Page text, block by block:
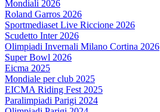
Mondiali 2026
Roland Garros 2026
Sportmediaset Live Riccione 2026
Scudetto Inter 2026
Olimpiadi Invernali Milano Cortina 2026
Super Bowl 2026
Eicma 2025
Mondiale per club 2025
EICMA Riding Fest 2025
Paralimpiadi Parigi 2024